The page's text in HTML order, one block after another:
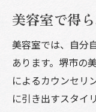
美容室で得
美容室では、自分
あります。堺市の
によるカウンセリ
に引き出すスタイ